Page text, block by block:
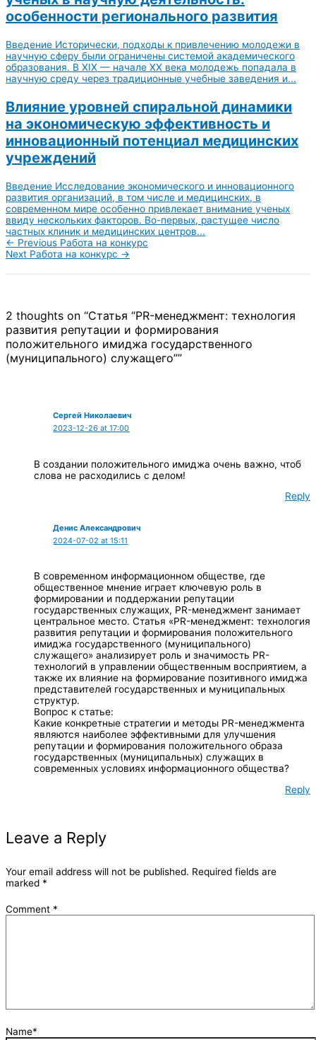
особенности регионального развития
Введение Исторически, подходы к привлечению молодежи в
научную сферу были ограничены системой академического
образования. В XIX — начале XX века молодежь попадала в
научную среду через традиционные учебные заведения и...
Влияние уровней спиральной динамики
на экономическую эффективность и
инновационный потенциал медицинских
учреждений
Введение Исследование экономического и инновационного
развития организаций, в том числе и медицинских, в
современном мире особенно привлекает внимание ученых
ввиду нескольких факторов. Во-первых, растущее число
частных клиник и медицинских центров...
← Previous Работа на конкурс
Next Работа на конкурс →
2 thoughts on “Статья “PR-менеджмент: технология
развития репутации и формирования
положительного имиджа государственного
(муниципального) служащего””
Сергей Николаевич
2023-12-26 at 17:00
В создании положительного имиджа очень важно, чтоб
слова не расходились с делом!
Reply
Денис Александрович
2024-07-02 at 15:11
В современном информационном обществе, где
общественное мнение играет ключевую роль в
формировании и поддержании репутации
государственных служащих, PR-менеджмент занимает
центральное место. Статья «PR-менеджмент: технология
развития репутации и формирования положительного
имиджа государственного (муниципального)
служащего» анализирует роль и значимость PR-
технологий в управлении общественным восприятием, а
также их влияние на формирование позитивного имиджа
представителей государственных и муниципальных
структур.
Вопрос к статье:
Какие конкретные стратегии и методы PR-менеджмента
являются наиболее эффективными для улучшения
репутации и формирования положительного образа
государственных (муниципальных) служащих в
современных условиях информационного общества?
Reply
Leave a Reply
Your email address will not be published. Required fields are
marked *
Comment *
Name*